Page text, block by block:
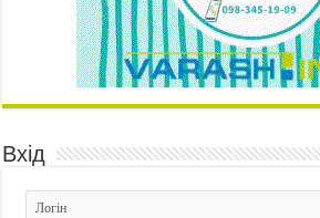
Вхід